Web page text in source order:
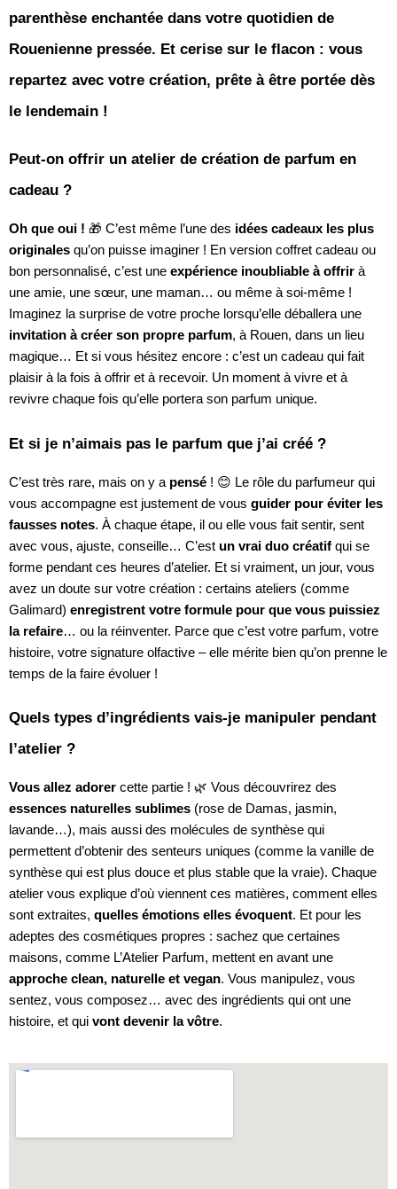
parenthèse enchantée dans votre quotidien de
Rouenienne pressée. Et cerise sur le flacon : vous
repartez avec votre création, prête à être portée dès
le lendemain !
Peut-on offrir un atelier de création de parfum en
cadeau ?
Oh que oui ! 🎁 C’est même l’une des idées cadeaux les plus
originales qu’on puisse imaginer ! En version coffret cadeau ou
bon personnalisé, c’est une expérience inoubliable à offrir à
une amie, une sœur, une maman… ou même à soi-même !
Imaginez la surprise de votre proche lorsqu’elle déballera une
invitation à créer son propre parfum, à Rouen, dans un lieu
magique… Et si vous hésitez encore : c’est un cadeau qui fait
plaisir à la fois à offrir et à recevoir. Un moment à vivre et à
revivre chaque fois qu’elle portera son parfum unique.
Et si je n’aimais pas le parfum que j’ai créé ?
C’est très rare, mais on y a pensé ! 😊 Le rôle du parfumeur qui
vous accompagne est justement de vous guider pour éviter les
fausses notes. À chaque étape, il ou elle vous fait sentir, sent
avec vous, ajuste, conseille… C’est un vrai duo créatif qui se
forme pendant ces heures d’atelier. Et si vraiment, un jour, vous
avez un doute sur votre création : certains ateliers (comme
Galimard) enregistrent votre formule pour que vous puissiez
la refaire… ou la réinventer. Parce que c’est votre parfum, votre
histoire, votre signature olfactive – elle mérite bien qu’on prenne le
temps de la faire évoluer !
Quels types d’ingrédients vais-je manipuler pendant
l’atelier ?
Vous allez adorer cette partie ! 🌿 Vous découvrirez des
essences naturelles sublimes (rose de Damas, jasmin,
lavande…), mais aussi des molécules de synthèse qui
permettent d’obtenir des senteurs uniques (comme la vanille de
synthèse qui est plus douce et plus stable que la vraie). Chaque
atelier vous explique d’où viennent ces matières, comment elles
sont extraites, quelles émotions elles évoquent. Et pour les
adeptes des cosmétiques propres : sachez que certaines
maisons, comme L’Atelier Parfum, mettent en avant une
approche clean, naturelle et vegan. Vous manipulez, vous
sentez, vous composez… avec des ingrédients qui ont une
histoire, et qui vont devenir la vôtre.